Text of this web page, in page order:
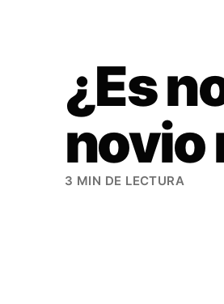
¿Es
novio
3 MIN DE LECTURA